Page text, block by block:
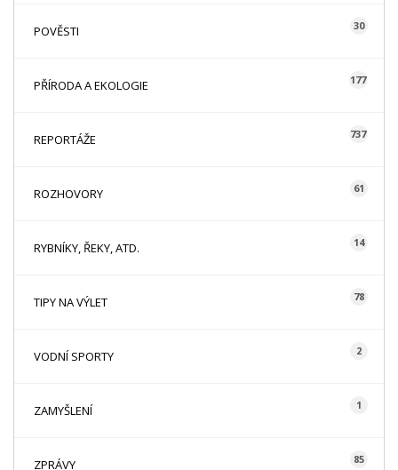
POVĚSTI 30
PŘÍRODA A EKOLOGIE 177
REPORTÁŽE 737
ROZHOVORY 61
RYBNÍKY, ŘEKY, ATD. 14
TIPY NA VÝLET 78
VODNÍ SPORTY 2
ZAMYŠLENÍ 1
ZPRÁVY 85